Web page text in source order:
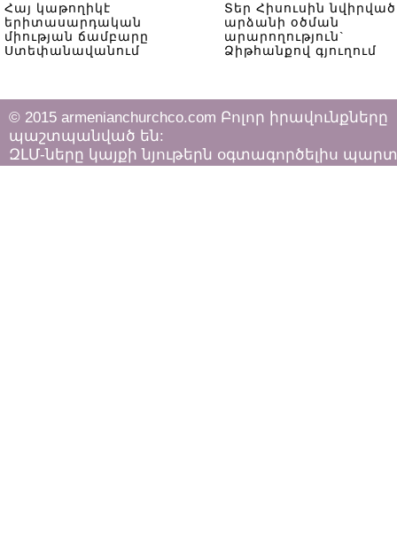
Հայ կաթողիկէ
երիտասարդական
միության ճամբարը
Ստեփանավանում
Տեր Հիսուսին նվիրված
արձանի օծման
արարողություն`
Ձիթհանքով գյուղում
© 2015 armenianchurchco.com Բոլոր իրավունքները
պաշտպանված են:
ԶԼՄ-ները կայքի նյութերն օգտագործելիս